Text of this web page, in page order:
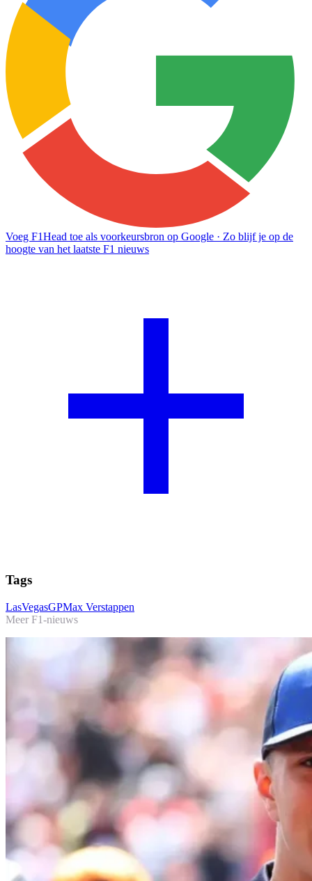
Voeg F1Head toe als voorkeursbron op Google · Zo blijf je op de
hoogte van het laatste F1 nieuws
Tags
LasVegasGPMax Verstappen
Meer F1-nieuws